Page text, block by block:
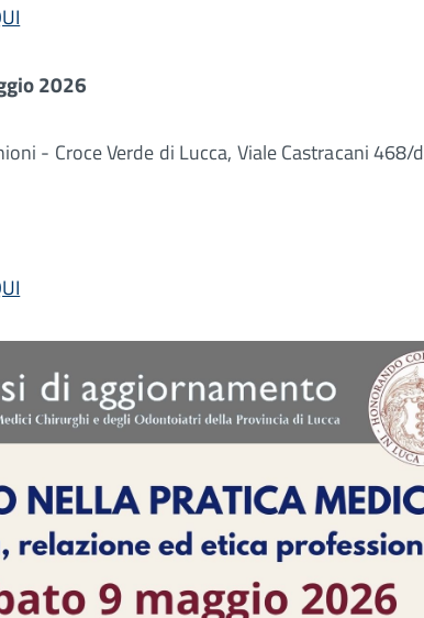
2026
- Croce Verde di Lucca, Viale Castracani 468/d